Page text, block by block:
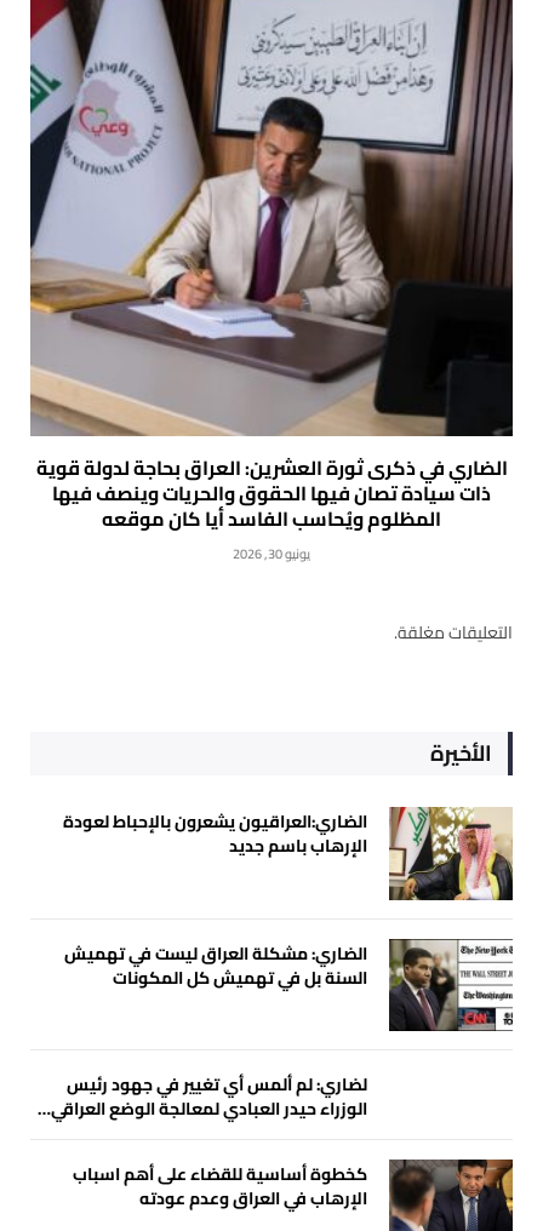
الضاري في ذكرى ثورة العشرين: العراق بحاجة لدولة قوية
ذات سيادة تصان فيها الحقوق والحريات وينصف فيها
المظلوم ويُحاسب الفاسد أيا كان موقعه
يونيو 30, 2026
التعليقات مغلقة.
الأخيرة
الضاري:العراقيون يشعرون بالإحباط لعودة
الإرهاب باسم جديد
الضاري: مشكلة العراق ليست في تهميش
السنة بل في تهميش كل المكونات
لضاري: لم ألمس أي تغيير في جهود رئيس
الوزراء حيدر العبادي لمعالجة الوضع العراقي…
كخطوة أساسية للقضاء على أهم اسباب
الإرهاب في العراق وعدم عودته